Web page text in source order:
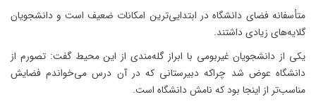
متأسفانه فضای دانشگاه در ابتدایی‌ترین امکانات ضعیف است و دانشجویان
گلایه‌های زیادی داشتند.
یکی از دانشجویان غیربومی با ابراز گله‌مندی از این محیط گفت: تصورم از
دانشگاه عوض شد چراکه دبیرستانی که در آن درس می‌خواندم فضایش
مناسب‌تر از اینجا بود که نامش دانشگاه است.